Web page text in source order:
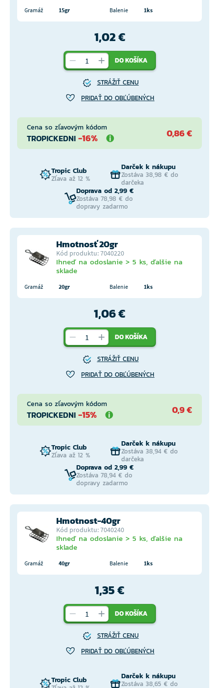
Gramáž 15gr Balenie 1ks
1,02 €
DO KOŠÍKA
STRÁŽIŤ CENU
PRIDAŤ DO OBĽÚBENÝCH
Cena so zľavovým kódom
TROPICKEDNI -16% 0,86 €
Tropic Club
Zľava až 12 %
Darček k nákupu
Zostáva 38,98 € do
darčeka
Doprava od 2,99 €
Zostáva 78,98 € do
dopravy zadarmo
Hmotnosť 20gr
Kód produktu: 7040220
Ihneď na odoslanie > 5 ks, ďalšie na
sklade
Gramáž 20gr Balenie 1ks
1,06 €
DO KOŠÍKA
STRÁŽIŤ CENU
PRIDAŤ DO OBĽÚBENÝCH
Cena so zľavovým kódom
TROPICKEDNI -15% 0,9 €
Tropic Club
Zľava až 12 %
Darček k nákupu
Zostáva 38,94 € do
darčeka
Doprava od 2,99 €
Zostáva 78,94 € do
dopravy zadarmo
Hmotnost-40gr
Kód produktu: 7040240
Ihneď na odoslanie > 5 ks, ďalšie na
sklade
Gramáž 40gr Balenie 1ks
1,35 €
DO KOŠÍKA
STRÁŽIŤ CENU
PRIDAŤ DO OBĽÚBENÝCH
Tropic Club Darček k nákupu
Zostáva 38,65 € do